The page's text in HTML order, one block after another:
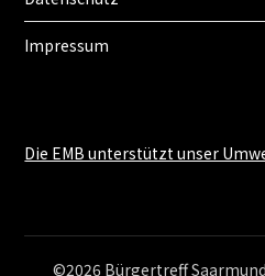
Impressum
Die EMB unterstützt unser
©2026 Bürgertreff Saarmund